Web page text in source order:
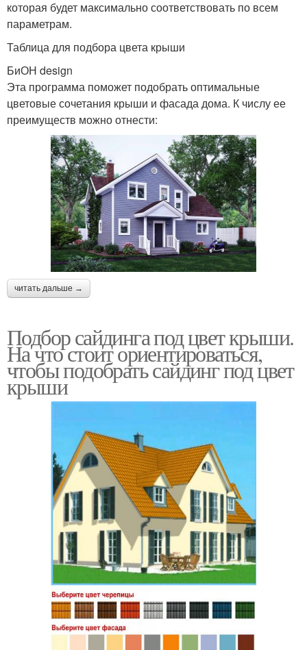
которая будет максимально соответствовать по всем
параметрам.
Таблица для подбора цвета крыши
БиОН design
Эта программа поможет подобрать оптимальные
цветовые сочетания крыши и фасада дома. К числу ее
преимуществ можно отнести:
читать дальше →
Подбор сайдинга под цвет крыши.
На что стоит ориентироваться,
чтобы подобрать сайдинг под цвет
крыши